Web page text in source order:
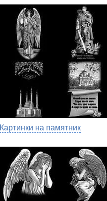
Картинки на памятник